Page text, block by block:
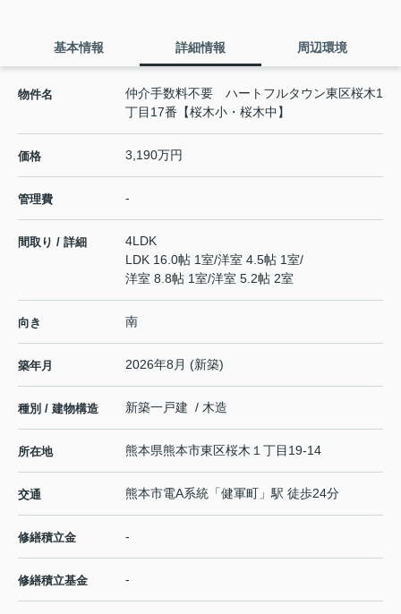
基本情報 詳細情報 周辺環境
物件名
仲介手数料不要 ハートフルタウン東区桜木1
丁目17番【桜木小・桜木中】
価格 3,190万円
管理費 -
間取り / 詳細
4LDK
LDK 16.0帖 1室/洋室 4.5帖 1室/
洋室 8.8帖 1室/洋室 5.2帖 2室
向き 南
築年月 2026年8月 (新築)
種別 / 建物構造 新築一戸建 / 木造
所在地 熊本県熊本市東区桜木 １丁目19-14
交通 熊本市電A系統 「健軍町 」駅 徒歩24分
修繕積立金 -
修繕積立基金 -